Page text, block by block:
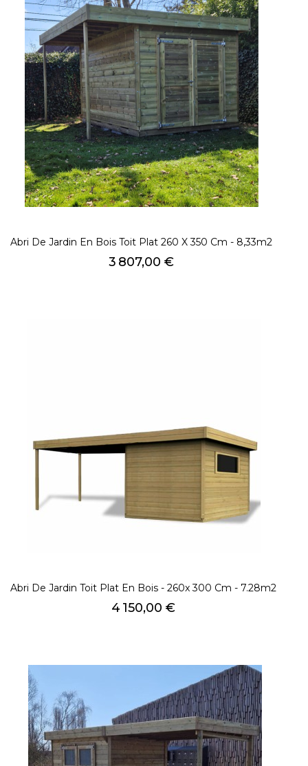
Abri De Jardin En Bois Toit Plat 260 X 350 Cm - 8,33m2
Prix
3 807,00 €
Abri De Jardin Toit Plat En Bois - 260x 300 Cm - 7.28m2
Prix
4 150,00 €